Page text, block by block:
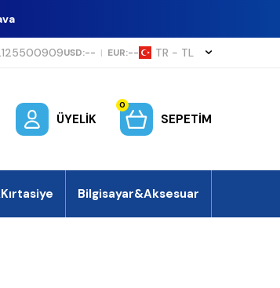
USD:-- | EUR:-- TR − TL
ÜYELIK
0
SEPETIM
Bilgisayar&Aksesuar